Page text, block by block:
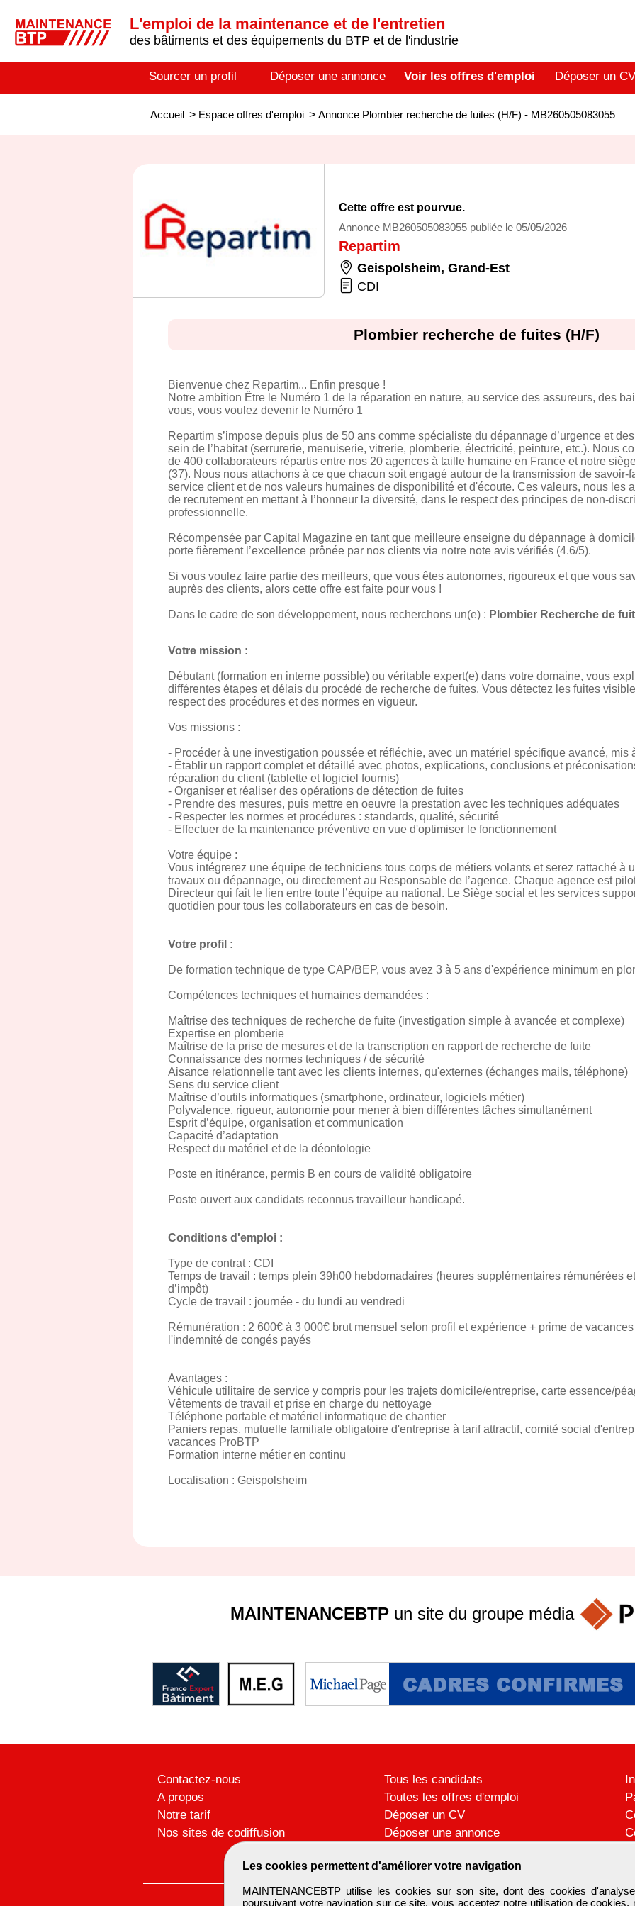
L'emploi de la maintenance et de l'entretien
des bâtiments et des équipements du BTP et de l'industrie
Sourcer un profil Déposer une annonce Voir les offres d'emploi Déposer un CV
Accueil > Espace offres d'emploi > Annonce Plombier recherche de fuites (H/F) - MB260505083055
Cette offre est pourvue.
Annonce MB260505083055 publiée le 05/05/2026
Repartim
Geispolsheim, Grand-Est
CDI
Plombier recherche de fuites (H/F)
Bienvenue chez Repartim... Enfin presque !
Notre ambition Être le Numéro 1 de la réparation en nature, au service des assureurs, des
vous, vous voulez devenir le Numéro 1
Repartim s’impose depuis plus de 50 ans comme spécialiste du dépannage d’urgence et
sein de l’habitat (serrurerie, menuiserie, vitrerie, plomberie, électricité, peinture, etc.). Nous
de 400 collaborateurs répartis entre nos 20 agences à taille humaine en France et notre
(37). Nous nous attachons à ce que chacun soit engagé autour de la transmission de savoir-
service client et de nos valeurs humaines de disponibilité et d'écoute. Ces valeurs, nous les
de recrutement en mettant à l’honneur la diversité, dans le respect des principes de non-
professionnelle.
Récompensée par Capital Magazine en tant que meilleure enseigne du dépannage à
porte fièrement l’excellence prônée par nos clients via notre note avis vérifiés (4.6/5).
Si vous voulez faire partie des meilleurs, que vous êtes autonomes, rigoureux et que vous
auprès des clients, alors cette offre est faite pour vous !
Dans le cadre de son développement, nous recherchons un(e) : Plombier Recherche de
Votre mission :
Débutant (formation en interne possible) ou véritable expert(e) dans votre domaine, vous
différentes étapes et délais du procédé de recherche de fuites. Vous détectez les fuites
respect des procédures et des normes en vigueur.
Vos missions :
- Procéder à une investigation poussée et réfléchie, avec un matériel spécifique avancé, mis
- Établir un rapport complet et détaillé avec photos, explications, conclusions et
réparation du client (tablette et logiciel fournis)
- Organiser et réaliser des opérations de détection de fuites
- Prendre des mesures, puis mettre en oeuvre la prestation avec les techniques adéquates
- Respecter les normes et procédures : standards, qualité, sécurité
- Effectuer de la maintenance préventive en vue d'optimiser le fonctionnement
Votre équipe :
Vous intégrerez une équipe de techniciens tous corps de métiers volants et serez rattaché à
travaux ou dépannage, ou directement au Responsable de l’agence. Chaque agence est
Directeur qui fait le lien entre toute l’équipe au national. Le Siège social et les services
quotidien pour tous les collaborateurs en cas de besoin.
Votre profil :
De formation technique de type CAP/BEP, vous avez 3 à 5 ans d'expérience minimum en
Compétences techniques et humaines demandées :
Maîtrise des techniques de recherche de fuite (investigation simple à avancée et complexe)
Expertise en plomberie
Maîtrise de la prise de mesures et de la transcription en rapport de recherche de fuite
Connaissance des normes techniques / de sécurité
Aisance relationnelle tant avec les clients internes, qu'externes (échanges mails, téléphone)
Sens du service client
Maîtrise d’outils informatiques (smartphone, ordinateur, logiciels métier)
Polyvalence, rigueur, autonomie pour mener à bien différentes tâches simultanément
Esprit d’équipe, organisation et communication
Capacité d’adaptation
Respect du matériel et de la déontologie
Poste en itinérance, permis B en cours de validité obligatoire
Poste ouvert aux candidats reconnus travailleur handicapé.
Conditions d'emploi :
Type de contrat : CDI
Temps de travail : temps plein 39h00 hebdomadaires (heures supplémentaires rémunérées
d’impôt)
Cycle de travail : journée - du lundi au vendredi
Rémunération : 2 600€ à 3 000€ brut mensuel selon profil et expérience + prime de
l'indemnité de congés payés
Avantages :
Véhicule utilitaire de service y compris pour les trajets domicile/entreprise, carte essence/
Vêtements de travail et prise en charge du nettoyage
Téléphone portable et matériel informatique de chantier
Paniers repas, mutuelle familiale obligatoire d'entreprise à tarif attractif, comité social
vacances ProBTP
Formation interne métier en continu
Localisation : Geispolsheim
Les cookies permettent d'améliorer votre navigation
MAINTENANCEBTP utilise les cookies sur son site, dont des cookies
poursuivant votre navigation sur ce site, vous acceptez notre utilisation de cookies,
MAINTENANCEBTPun site du groupe média
Contactez-nous
A propos
Notre tarif
Nos sites de codiffusion
Tous les candidats
Toutes les offres d'emploi
Déposer un CV
Déposer une annonce